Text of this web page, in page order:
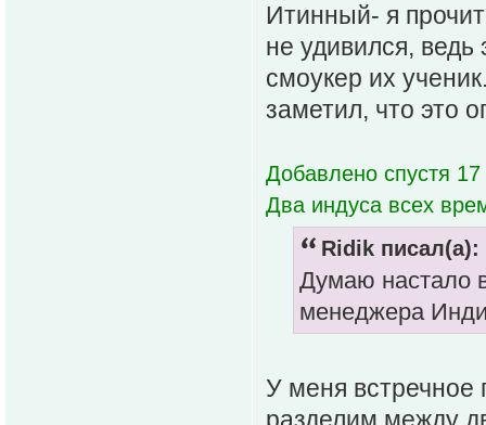
Итинный- я
не удивился,
смоукер их
заметил, что это
Добавлено спустя
Два индуса всех
Ridik писал(а):
Думаю настало
менеджера
У меня встречное
разделим между